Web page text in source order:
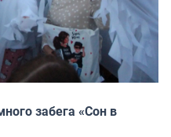
забега «Сон в